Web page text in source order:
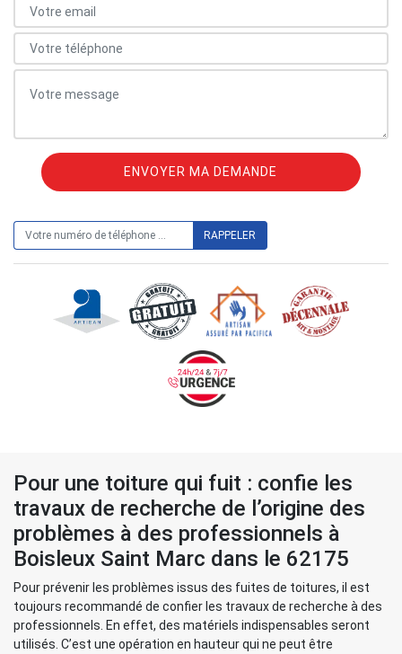
Pour une toiture qui fuit : confie les
travaux de recherche de l’origine des
problèmes à des professionnels à
Boisleux Saint Marc dans le 62175
Pour prévenir les problèmes issus des fuites de toitures, il est
toujours recommandé de confier les travaux de recherche à des
professionnels. En effet, des matériels indispensables seront
utilisés. C’est une opération en hauteur qui ne peut être